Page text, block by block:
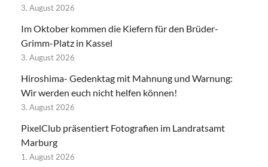
3. August 2026
Im Oktober kommen die Kiefern für den Brüder-
Grimm-Platz in Kassel
3. August 2026
Hiroshima- Gedenktag mit Mahnung und Warnung:
Wir werden euch nicht helfen können!
3. August 2026
PixelClub präsentiert Fotografien im Landratsamt
Marburg
1. August 2026